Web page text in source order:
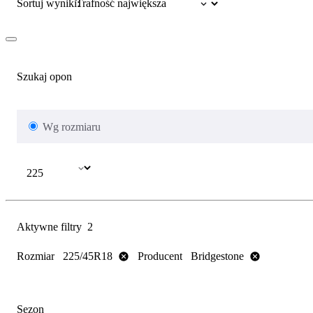
Sortuj wyniki:
Szukaj opon
Wg rozmiaru
Aktywne filtry 2
Rozmiar 225/45R18 Producent Bridgestone
Sezon